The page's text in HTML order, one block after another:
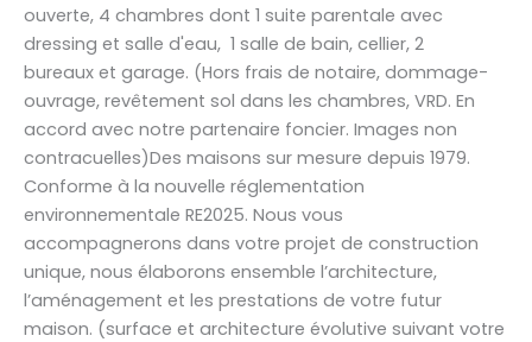
ouverte, 4 chambres dont 1 suite parentale avec
dressing et salle d'eau, 1 salle de bain, cellier, 2
bureaux et garage. (Hors frais de notaire, dommage-
ouvrage, revêtement sol dans les chambres, VRD. En
accord avec notre partenaire foncier. Images non
contracuelles)Des maisons sur mesure depuis 1979.
Conforme à la nouvelle réglementation
environnementale RE2025. Nous vous
accompagnerons dans votre projet de construction
unique, nous élaborons ensemble l’architecture,
l’aménagement et les prestations de votre futur
maison. (surface et architecture évolutive suivant votre